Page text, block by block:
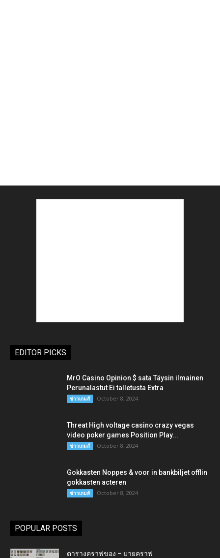
EDITOR PICKS
MrO Casino Opinion $ sata Täysin ilmainen
Perunalastut Ei talletusta Extra
ข่าวเกมส์ October 8, 2024
Threat High voltage casino crazy vegas
video poker games Position Play...
ข่าวเกมส์ October 8, 2024
Gokkasten Noppes & voor in bankbiljet offlin
gokkasten acteren
ข่าวเกมส์ October 8, 2024
POPULAR POSTS
ตารางคราฟของ – มายคราฟ